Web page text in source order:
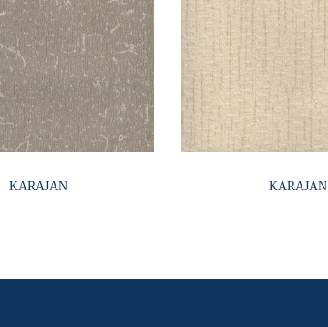
KARAJAN KARAJAN